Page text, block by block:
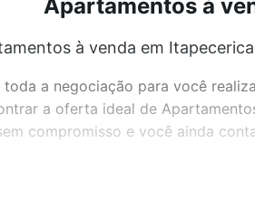
Apartamentos à
à venda em
a negociação para você
a oferta ideal de
compromisso e você ainda